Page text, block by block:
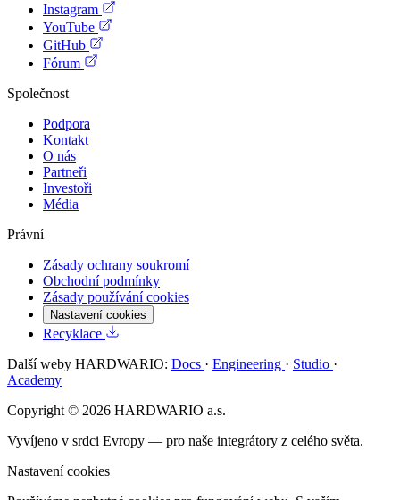
Instagram
YouTube
GitHub
Fórum
Společnost
Podpora
Kontakt
O nás
Partneři
Investoři
Média
Právní
Zásady ochrany soukromí
Obchodní podmínky
Zásady používání cookies
Nastavení cookies
Recyklace
Další weby HARDWARIO: Docs · Engineering · Studio ·
Academy
Copyright © 2026 HARDWARIO a.s.
Vyvíjeno v srdci Evropy — pro naše integrátory z celého světa.
Nastavení cookies